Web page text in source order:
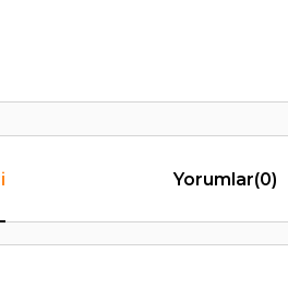
Yorumlar(0)